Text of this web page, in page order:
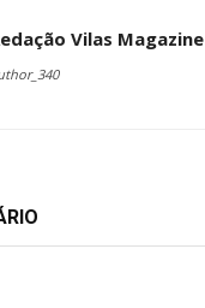
Vilas Magazine